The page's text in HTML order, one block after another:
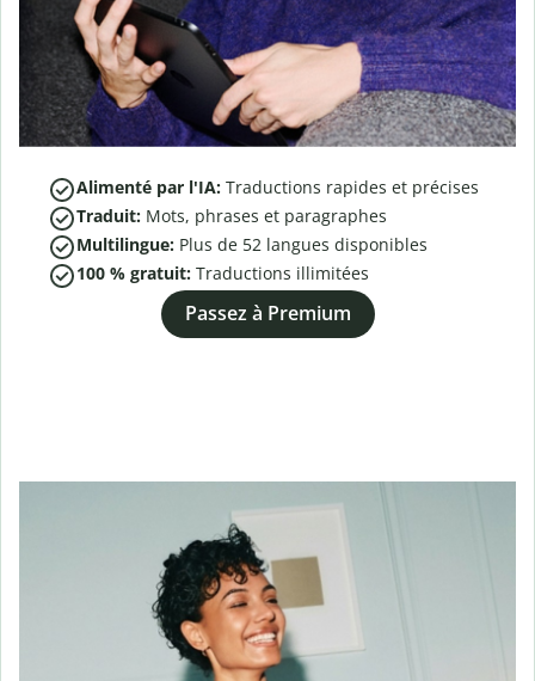
Alimenté par l'IA: Traductions rapides et précises
Traduit: Mots, phrases et paragraphes
Multilingue: Plus de 52 langues disponibles
100 % gratuit: Traductions illimitées
Passez à Premium